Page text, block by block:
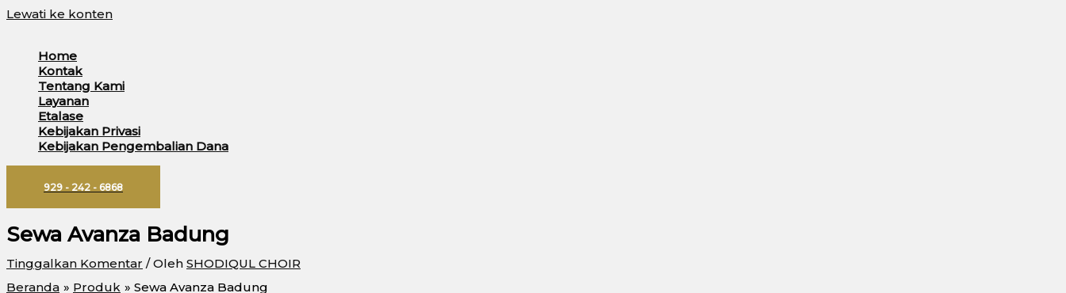
Lewati ke konten
Home
Kontak
Tentang Kami
Layanan
Etalase
Kebijakan Privasi
Kebijakan Pengembalian Dana
929 - 242 - 6868
Sewa Avanza Badung
Tinggalkan Komentar / Oleh SHODIQUL CHOIR
Beranda
Produk Sewa Avanza Badung